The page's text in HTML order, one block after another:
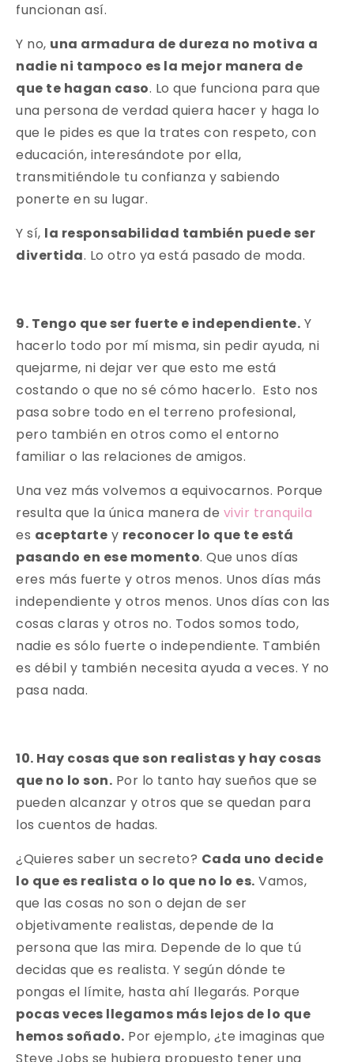
funcionan así.
Y no, una armadura de dureza no motiva a
nadie ni tampoco es la mejor manera de
que te hagan caso. Lo que funciona para que
una persona de verdad quiera hacer y haga lo
que le pides es que la trates con respeto, con
educación, interesándote por ella,
transmitiéndole tu confianza y sabiendo
ponerte en su lugar.
Y sí, la responsabilidad también puede ser
divertida. Lo otro ya está pasado de moda.
9. Tengo que ser fuerte e independiente. Y
hacerlo todo por mí misma, sin pedir ayuda, ni
quejarme, ni dejar ver que esto me está
costando o que no sé cómo hacerlo. Esto nos
pasa sobre todo en el terreno profesional,
pero también en otros como el entorno
familiar o las relaciones de amigos.
Una vez más volvemos a equivocarnos. Porque
resulta que la única manera de vivir tranquila
es aceptarte y reconocer lo que te está
pasando en ese momento. Que unos días
eres más fuerte y otros menos. Unos días más
independiente y otros menos. Unos días con las
cosas claras y otros no. Todos somos todo,
nadie es sólo fuerte o independiente. También
es débil y también necesita ayuda a veces. Y no
pasa nada.
10. Hay cosas que son realistas y hay cosas
que no lo son. Por lo tanto hay sueños que se
pueden alcanzar y otros que se quedan para
los cuentos de hadas.
¿Quieres saber un secreto? Cada uno decide
lo que es realista o lo que no lo es. Vamos,
que las cosas no son o dejan de ser
objetivamente realistas, depende de la
persona que las mira. Depende de lo que tú
decidas que es realista. Y según dónde te
pongas el límite, hasta ahí llegarás. Porque
pocas veces llegamos más lejos de lo que
hemos soñado. Por ejemplo, ¿te imaginas que